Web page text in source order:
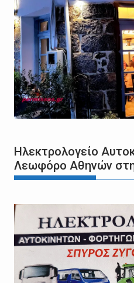
Ηλεκτρολογείο
Λεωφόρο Αθηνών